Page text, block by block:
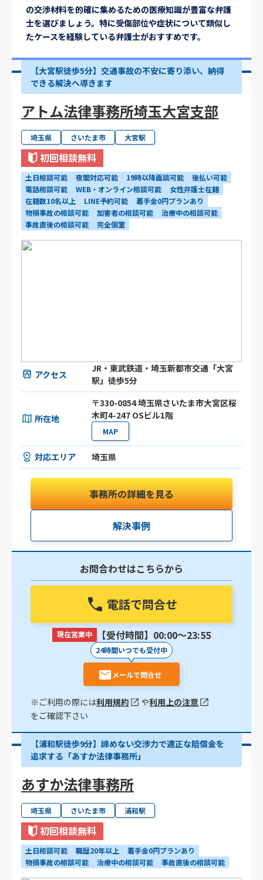
の交渉材料を的確に集めるための医療知識が豊富な弁護
士を選びましょう。特に受傷部位や症状について類似し
たケースを経験している弁護士がおすすめです。
【大宮駅徒歩5分】交通事故の不安に寄り添い、納得
できる解決へ導きます
アトム法律事務所埼玉大宮支部
埼玉県 さいたま市 大宮駅
初回相談無料
土日相談可能 夜間対応可能 19時以降面談可能
後払い可能
電話相談可能
WEB・オンライン相談可能
女性弁護士在籍
在籍数10名以上
LINE予約可能
着手金0円プランあり
物損事故の相談可能
加害者の相談可能
治療中の相談可能
事故直後の相談可能
完全個室
アクセス
JR・東武鉄道・埼玉新都市交通「大宮
駅」徒歩5分
所在地
〒330-0854 埼玉県さいたま市大宮区桜
木町4-247 OSビル1階
MAP
対応エリア 埼玉県
事務所の詳細を見る
解決事例
お問合わせはこちらから
電話で問合せ
現在営業中 【受付時間】00:00〜23:55
24時間いつでも受付中
メールで問合せ
※ご利用の際には利用規約 や利用上の注意
をご確認下さい
【浦和駅徒歩9分】諦めない交渉力で適正な賠償金を
追求する「あすか法律事務所」
あすか法律事務所
埼玉県 さいたま市 浦和駅
初回相談無料
土日相談可能 職歴20年以上
着手金0円プランあり
物損事故の相談可能
治療中の相談可能 事故直後の相談可能